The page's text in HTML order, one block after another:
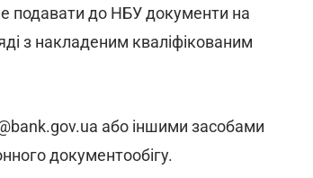
подавати до НБУ документи на
з накладеним кваліфікованим
або іншими засобами
документообігу.